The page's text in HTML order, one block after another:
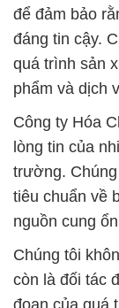
để đảm bảo
đáng tin cậy.
quá trình sản
phẩm và dịch
Công ty Hóa
lòng tin của
trường.
tiêu chuẩn về
nguồn cung
Chúng tôi
còn là đối tác